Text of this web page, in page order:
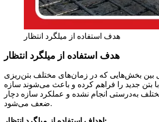
هدف استفاده از میلگرد انتظار
هدف استفاده از میلگرد انتظار
بین بخش‌هایی که در زمان‌های مختلف بتن‌ریزی
بتن جدید را فراهم کرده و باعث می‌شوند سازه
به‌درستی انجام نشده و عملکرد سازه دچار
ضعف می‌شود.